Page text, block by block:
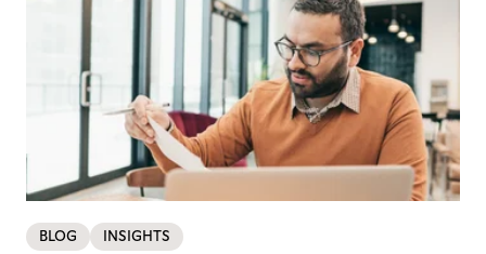
BLOG INSIGHTS